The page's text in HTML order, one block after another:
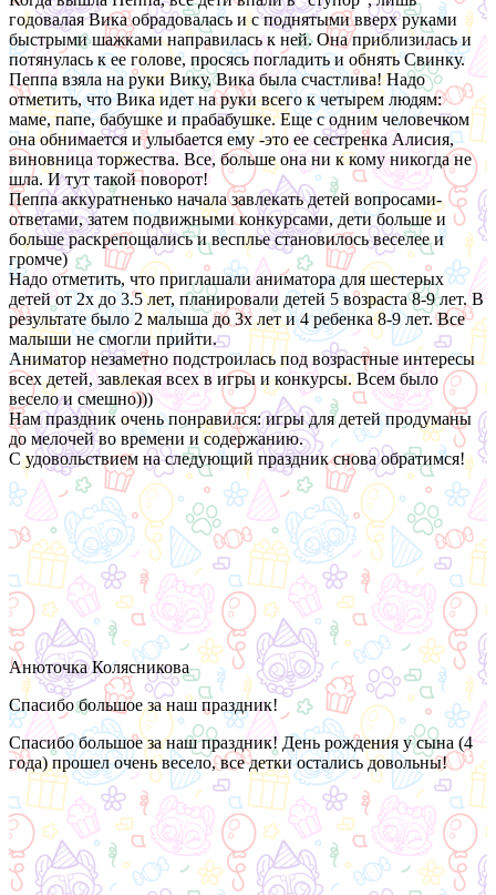
годовалая Вика обрадовалась и с поднятыми вверх руками
быстрыми шажками направилась к ней. Она приблизилась и
потянулась к ее голове, просясь погладить и обнять Свинку.
Пеппа взяла на руки Вику, Вика была счастлива! Надо
отметить, что Вика идет на руки всего к четырем людям:
маме, папе, бабушке и прабабушке. Еще с одним человечком
она обнимается и улыбается ему -это ее сестренка Алисия,
виновница торжества. Все, больше она ни к кому никогда не
шла. И тут такой поворот!
Пеппа аккуратненько начала завлекать детей вопросами-
ответами, затем подвижными конкурсами, дети больше и
больше раскрепощались и весплье становилось веселее и
громче)
Надо отметить, что приглашали аниматора для шестерых
детей от 2х до 3.5 лет, планировали детей 5 возраста 8-9 лет. В
результате было 2 малыша до 3х лет и 4 ребенка 8-9 лет. Все
малыши не смогли прийти.
Аниматор незаметно подстроилась под возрастные интересы
всех детей, завлекая всех в игры и конкурсы. Всем было
весело и смешно)))
Нам праздник очень понравился: игры для детей продуманы
до мелочей во времени и содержанию.
С удовольствием на следующий праздник снова обратимся!
Анюточка Колясникова
Спасибо большое за наш праздник!
Спасибо большое за наш праздник! День рождения у сына (4
года) прошел очень весело, все детки остались довольны!